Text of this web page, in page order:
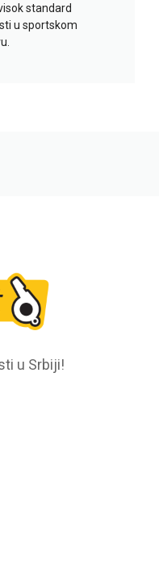
standard
u sportskom
u Srbiji!